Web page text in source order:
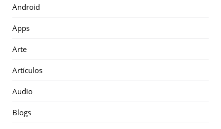
Android
Apps
Arte
Artículos
Audio
Blogs